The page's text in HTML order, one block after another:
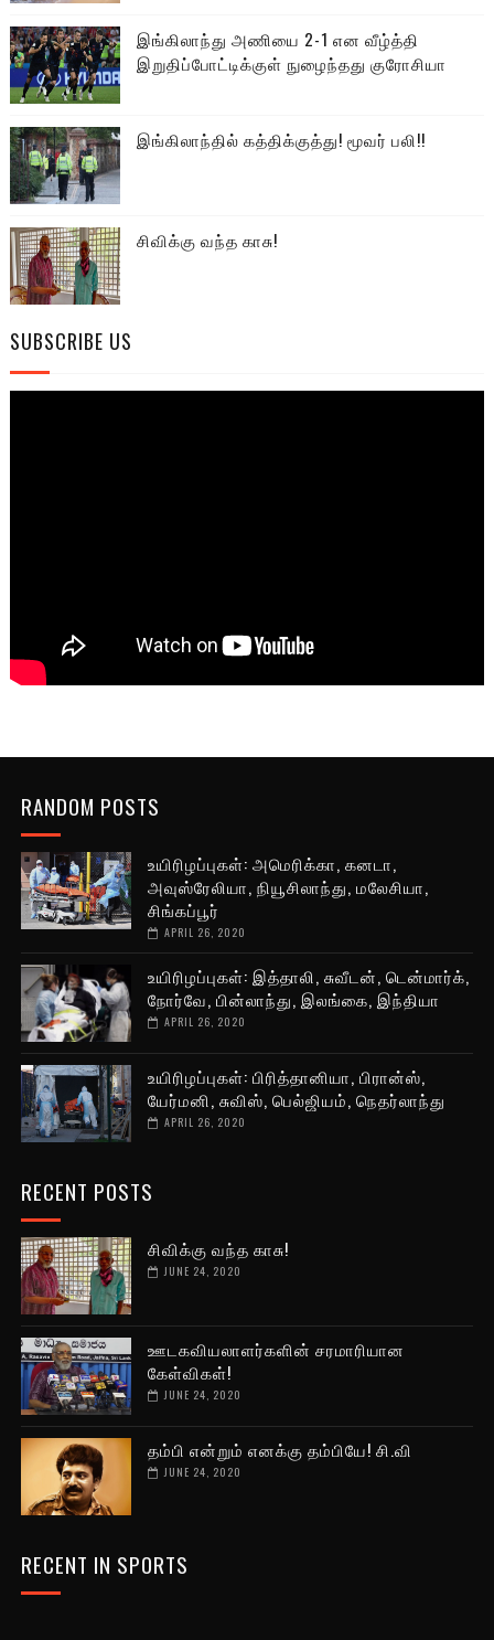
இங்கிலாந்து அணியை 2-1 என வீழ்த்தி
இறுதிப்போட்டிக்குள் நுழைந்தது குரோசியா
இங்கிலாந்தில் கத்திக்குத்து! மூவர் பலி!!
சிவிக்கு வந்த காசு!
SUBSCRIBE US
RANDOM POSTS
உயிரிழப்புகள்: அமெரிக்கா, கனடா,
அவுஸ்ரேலியா, நியூசிலாந்து, மலேசியா,
சிங்கப்பூர்
APRIL 26, 2020
உயிரிழப்புகள்: இத்தாலி, சுவீடன், டென்மார்க்,
நோர்வே, பின்லாந்து, இலங்கை, இந்தியா
APRIL 26, 2020
உயிரிழப்புகள்: பிரித்தானியா, பிரான்ஸ்,
யேர்மனி, சுவிஸ், பெல்ஜியம், நெதர்லாந்து
APRIL 26, 2020
RECENT POSTS
சிவிக்கு வந்த காசு!
JUNE 24, 2020
ஊடகவியலாளர்களின் சரமாரியான
கேள்விகள்!
JUNE 24, 2020
தம்பி என்றும் எனக்கு தம்பியே! சி.வி
JUNE 24, 2020
RECENT IN SPORTS